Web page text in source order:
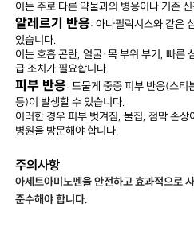
이는 주로 다른 약물과의 병용이나 기존
알레르기 반응: 아나필락시스와 같은
있습니다.
이는 호흡 곤란, 얼굴·목 부위 부기, 빠른
급 조치가 필요합니다.
피부 반응: 드물게 중증 피부 반응(스
등)이 발생할 수 있습니다.
이러한 경우 피부 벗겨짐, 물집, 점막 손
병원을 방문해야 합니다.
주의사항
아세트아미노펜을 안전하고 효과적으로
준수해야 합니다.